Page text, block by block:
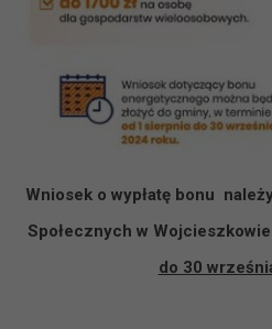
Wniosek o wypłatę bonu
Społecznych w
do 30